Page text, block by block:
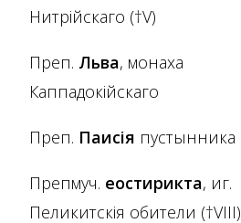
Нитрійскаго (†V)
Преп. Льва, монаха
Каппадокійскаго
Преп. Паисія пустынника
Препмуч. Ѳеостирикта, иг.
Пеликитскія обители (†VIII)